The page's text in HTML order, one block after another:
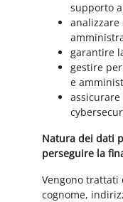
supporto
garantire
gestire
e
Natura dei dati
perseguire la
Vengono trattati
cognome,